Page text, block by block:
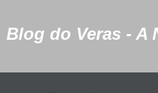
Blog do Veras - A